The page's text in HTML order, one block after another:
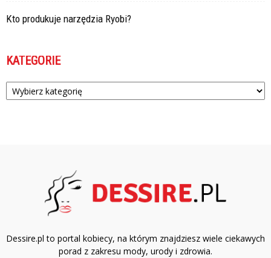
Kto produkuje narzędzia Ryobi?
KATEGORIE
Kategorie
Dessire.pl to portal kobiecy, na którym znajdziesz wiele ciekawych
porad z zakresu mody, urody i zdrowia.